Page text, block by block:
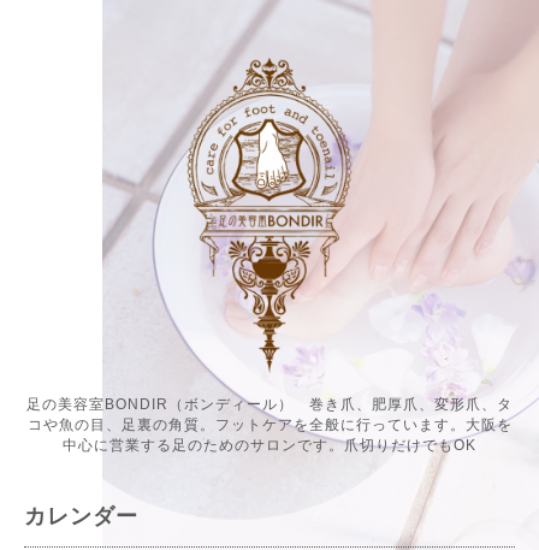
足の美容室BONDIR（ボンディール） 巻き爪、肥厚爪、変形爪、タ
コや魚の目、足裏の角質。フットケアを全般に行っています。大阪を
中心に営業する足のためのサロンです。爪切りだけでもOK
カレンダー